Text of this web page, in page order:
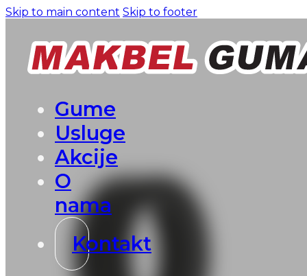
Skip to main content Skip to footer
Gume
Usluge
Akcije
O
nama
Kontakt